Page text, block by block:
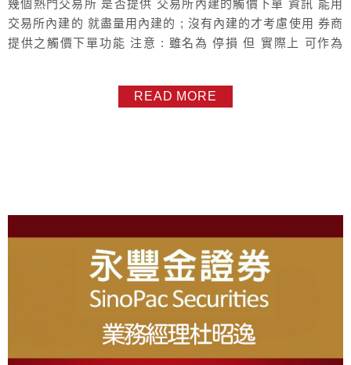
幾個熱門交易所 是否提供 交易所內建的觸價下單 資訊 能用
交易所內建的 就盡量用內建的 ; 沒有內建的才考慮使用 券商
提供之觸價下單功能 注意 : 雖名為 停損 但 實際上 可作為
變化 , 請先自行實際測試與學習* 美國CME/CBOT 等交易所
有提供 停損限價、 停損市價 新加坡交易所 有提供 停損限
READ MORE